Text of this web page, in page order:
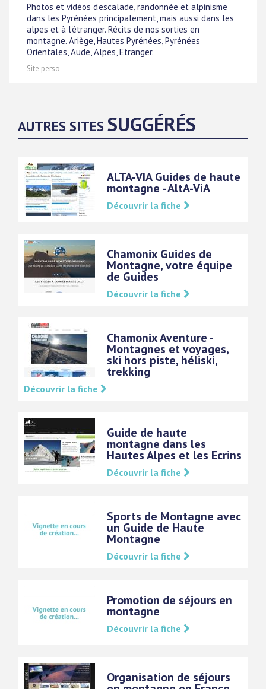
Photos et vidéos d'escalade, randonnée et alpinisme
dans les Pyrénées principalement, mais aussi dans les
alpes et à l'étranger. Récits de nos sorties en
montagne. Ariège, Hautes Pyrénées, Pyrénées
Orientales, Aude, Alpes, Etranger.
Site perso
AUTRES SITES SUGGÉRÉS
ALTA-VIA Guides de haute
montagne - AltA-ViA
Découvrir la fiche
Chamonix Guides de
Montagne, votre équipe
de Guides
Découvrir la fiche
Chamonix Aventure -
Montagnes et voyages,
ski hors piste, héliski,
trekking
Découvrir la fiche
Guide de haute
montagne dans les
Hautes Alpes et les Ecrins
Découvrir la fiche
Sports de Montagne avec
un Guide de Haute
Montagne
Découvrir la fiche
Promotion de séjours en
montagne
Découvrir la fiche
Organisation de séjours